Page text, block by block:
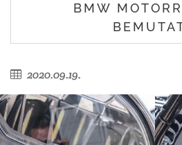
BMW
2020.09.19.